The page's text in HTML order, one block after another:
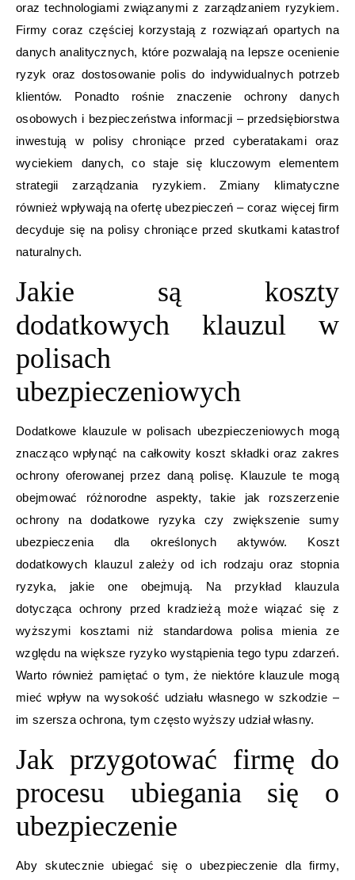
oraz technologiami związanymi z zarządzaniem ryzykiem.
Firmy coraz częściej korzystają z rozwiązań opartych na
danych analitycznych, które pozwalają na lepsze ocenienie
ryzyk oraz dostosowanie polis do indywidualnych potrzeb
klientów. Ponadto rośnie znaczenie ochrony danych
osobowych i bezpieczeństwa informacji – przedsiębiorstwa
inwestują w polisy chroniące przed cyberatakami oraz
wyciekiem danych, co staje się kluczowym elementem
strategii zarządzania ryzykiem. Zmiany klimatyczne
również wpływają na ofertę ubezpieczeń – coraz więcej firm
decyduje się na polisy chroniące przed skutkami katastrof
naturalnych.
Jakie są koszty
dodatkowych klauzul w
polisach
ubezpieczeniowych
Dodatkowe klauzule w polisach ubezpieczeniowych mogą
znacząco wpłynąć na całkowity koszt składki oraz zakres
ochrony oferowanej przez daną polisę. Klauzule te mogą
obejmować różnorodne aspekty, takie jak rozszerzenie
ochrony na dodatkowe ryzyka czy zwiększenie sumy
ubezpieczenia dla określonych aktywów. Koszt
dodatkowych klauzul zależy od ich rodzaju oraz stopnia
ryzyka, jakie one obejmują. Na przykład klauzula
dotycząca ochrony przed kradzieżą może wiązać się z
wyższymi kosztami niż standardowa polisa mienia ze
względu na większe ryzyko wystąpienia tego typu zdarzeń.
Warto również pamiętać o tym, że niektóre klauzule mogą
mieć wpływ na wysokość udziału własnego w szkodzie –
im szersza ochrona, tym często wyższy udział własny.
Jak przygotować firmę do
procesu ubiegania się o
ubezpieczenie
Aby skutecznie ubiegać się o ubezpieczenie dla firmy,